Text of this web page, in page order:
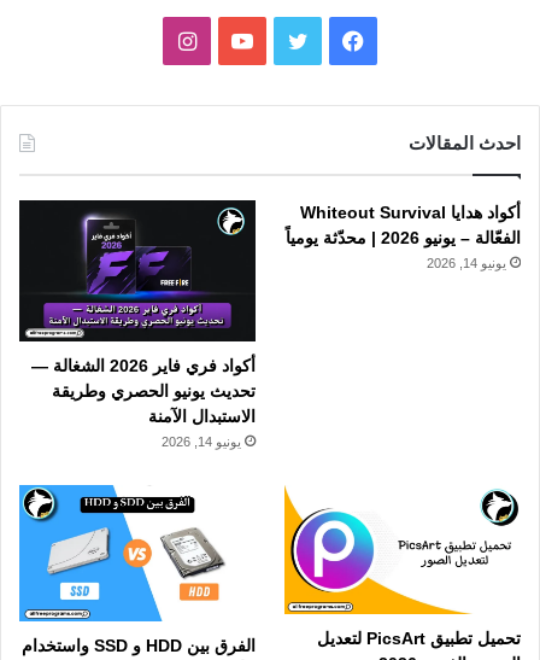
فيسبوك تويتر يوتيوبانستقرام
احدث المقالات
أكواد هدايا Whiteout Survival
الفعّالة – يونيو 2026 | محدّثة يومياً
يونيو 14, 2026
أكواد فري فاير 2026 الشغالة —
تحديث يونيو الحصري وطريقة
الاستبدال الآمنة
يونيو 14, 2026
تحميل تطبيق PicsArt لتعديل
الفرق بين HDD و SSD واستخدام